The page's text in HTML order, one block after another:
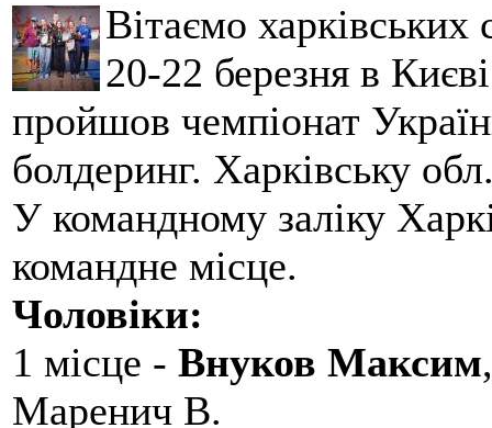
Вітаємо
20-22 березня в
пройшов чемпіонат
болдеринг. Харківську
У командному заліку
командне місце.
Чоловіки:
1 місце - Внуков Максим
Маренич В.